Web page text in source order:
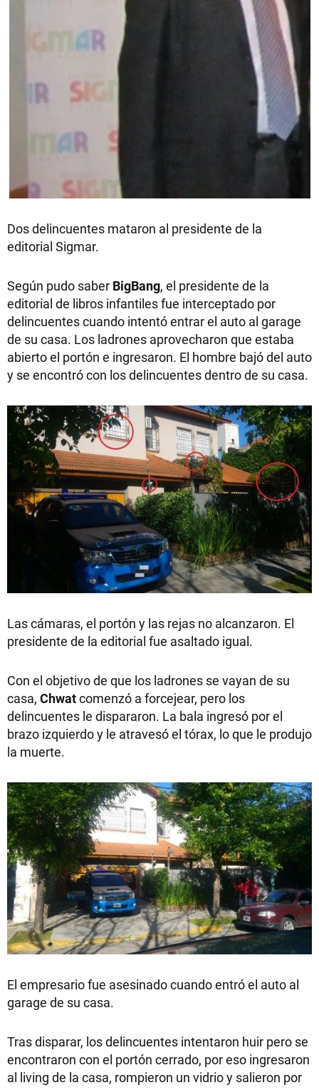
Dos delincuentes mataron al presidente de la
editorial Sigmar.
Según pudo saber BigBang, el presidente de la
editorial de libros infantiles fue interceptado por
delincuentes cuando intentó entrar el auto al garage
de su casa. Los ladrones aprovecharon que estaba
abierto el portón e ingresaron. El hombre bajó del auto
y se encontró con los delincuentes dentro de su casa.
Las cámaras, el portón y las rejas no alcanzaron. El
presidente de la editorial fue asaltado igual.
Con el objetivo de que los ladrones se vayan de su
casa, Chwatcomenzó a forcejear, pero los
delincuentes le dispararon. La bala ingresó por el
brazo izquierdo y le atravesó el tórax, lo que le produjo
la muerte.
El empresario fue asesinado cuando entró el auto al
garage de su casa.
Tras disparar, los delincuentes intentaron huir pero se
encontraron con el portón cerrado, por eso ingresaron
al living de la casa, rompieron un vidrio y salieron por